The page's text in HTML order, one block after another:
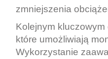
zmniejszenia
Kolejnym
które umożliwiają
Wykorzystanie